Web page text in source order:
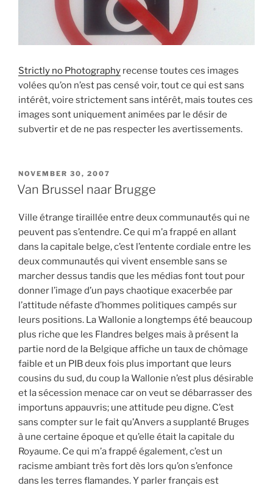
Strictly no Photography recense toutes ces images
volées qu’on n’est pas censé voir, tout ce qui est sans
intérêt, voire strictement sans intérêt, mais toutes ces
images sont uniquement animées par le désir de
subvertir et de ne pas respecter les avertissements.
POSTED
ON
NOVEMBER 30, 2007
Van Brussel naar Brugge
Ville étrange tiraillée entre deux communautés qui ne
peuvent pas s’entendre. Ce qui m’a frappé en allant
dans la capitale belge, c’est l’entente cordiale entre les
deux communautés qui vivent ensemble sans se
marcher dessus tandis que les médias font tout pour
donner l’image d’un pays chaotique exacerbée par
l’attitude néfaste d’hommes politiques campés sur
leurs positions. La Wallonie a longtemps été beaucoup
plus riche que les Flandres belges mais à présent la
partie nord de la Belgique affiche un taux de chômage
faible et un PIB deux fois plus important que leurs
cousins du sud, du coup la Wallonie n’est plus désirable
et la sécession menace car on veut se débarrasser des
importuns appauvris; une attitude peu digne. C’est
sans compter sur le fait qu’Anvers a supplanté Bruges
à une certaine époque et qu’elle était la capitale du
Royaume. Ce qui m’a frappé également, c’est un
racisme ambiant très fort dès lors qu’on s’enfonce
dans les terres flamandes. Y parler français est